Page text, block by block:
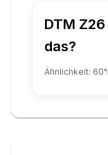
DTM
das?
Ähnlichkeit: 60